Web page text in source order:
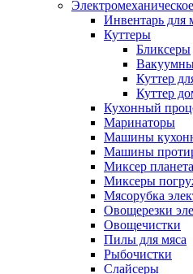
Электромеханическое
Инвентарь для
Куттеры
Бликсеры
Куттер
Куттер
Кухонный
Маринаторы
Машины
Машины
Миксер
Миксеры
Мясорубка
Овощерезки
Овощечистки
Пилы для мяса
Рыбочистки
Слайсеры